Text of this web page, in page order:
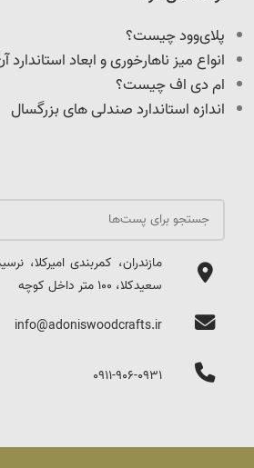
مازندران، کمربندی امیرکلا،
سعیدکلا، 100 متر داخل کوچه
info@adoniswoodcrafts.ir
0911-906-0931
پلای‌وود چیست؟
انواع میز ناهارخوری و ابعاد استاندارد
ام دی اف چیست؟
اندازه استاندارد صندلی های بزرگسال